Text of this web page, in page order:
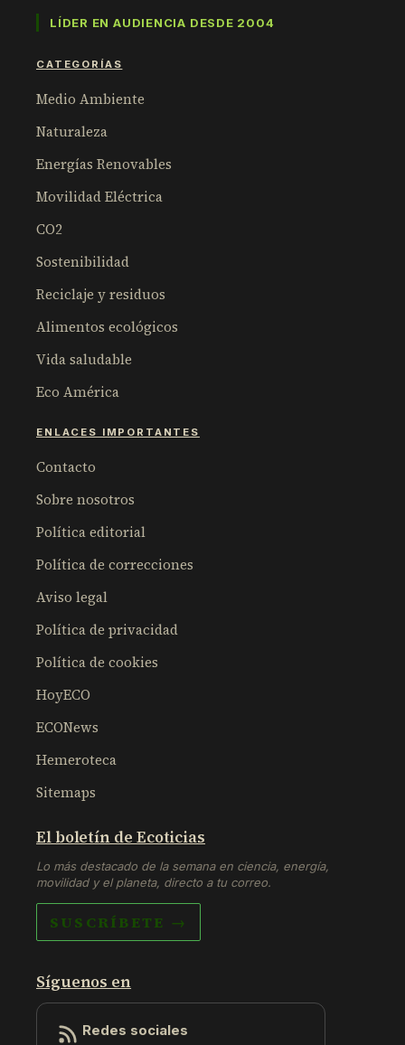
LÍDER EN AUDIENCIA DESDE 2004
CATEGORÍAS
Medio Ambiente
Naturaleza
Energías Renovables
Movilidad Eléctrica
CO2
Sostenibilidad
Reciclaje y residuos
Alimentos ecológicos
Vida saludable
Eco América
ENLACES IMPORTANTES
Contacto
Sobre nosotros
Política editorial
Política de correcciones
Aviso legal
Política de privacidad
Política de cookies
HoyECO
ECONews
Hemeroteca
Sitemaps
El boletín de Ecoticias
Lo más destacado de la semana en ciencia, energía,
movilidad y el planeta, directo a tu correo.
SUSCRÍBETE →
Síguenos en
Redes sociales